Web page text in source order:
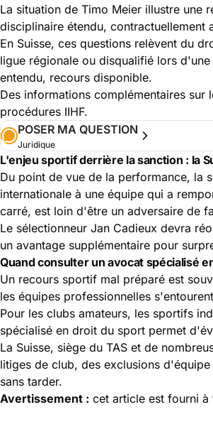
La situation de Timo Meier illustre une
disciplinaire étendu, contractuellement
En Suisse, ces questions relèvent du
ligue régionale ou disqualifié lors
entendu, recours disponible.
Des informations complémentaires
procédures IIHF.
POSER MA QUESTION
Juridique
L'enjeu sportif derrière la sanction : la
Du point de vue de la performance, la
internationale à une équipe qui a
carré, est loin d'être un adversaire de
Le sélectionneur Jan Cadieux devra
un avantage supplémentaire pour
Quand consulter un avocat spécialisé
Un recours sportif mal préparé est
les équipes professionnelles
Pour les clubs amateurs, les sportifs
spécialisé en droit du sport permet
La Suisse, siège du TAS et de
litiges de club, des exclusions
sans tarder.
Avertissement : cet article est fourni